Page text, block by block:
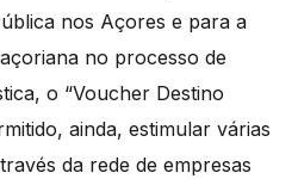
nos Açores e para a
no processo de
o “Voucher Destino
ainda, estimular várias
da rede de empresas